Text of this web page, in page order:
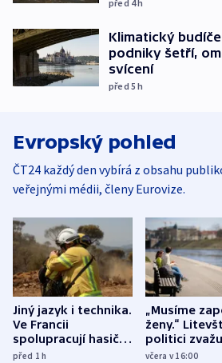
před 4h
Klimatický
podniky šetří,
svícení
před 5h
Evropský pohled
ČT24 každý den vybírá z obsahu
veřejnými médii, členy Eurovize.
Jiný jazyk i technika.
Ve Francii
spolupracují hasiči z
různých zemí
před 1h
„Musíme
ženy.“
politici
dohodu o
včera v 16:00